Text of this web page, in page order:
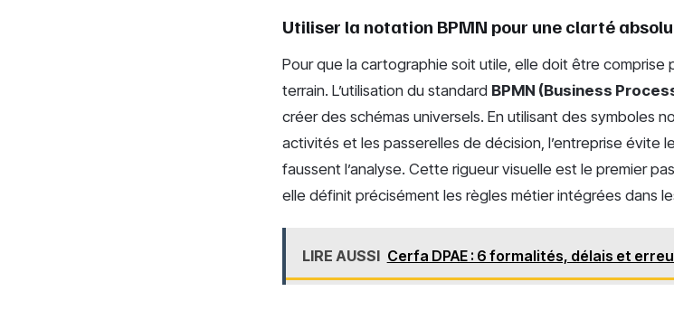
Utiliser la notation BPMN pour une clarté
Pour que la cartographie soit utile, elle doit être comprise
terrain. L’utilisation du standard BPMN (Business
créer des schémas universels. En utilisant des symboles
activités et les passerelles de décision, l’entreprise évite
faussent l’analyse. Cette rigueur visuelle est le premier
elle définit précisément les règles métier intégrées dans
LIRE AUSSI Cerfa DPAE : 6 formalités, délais et